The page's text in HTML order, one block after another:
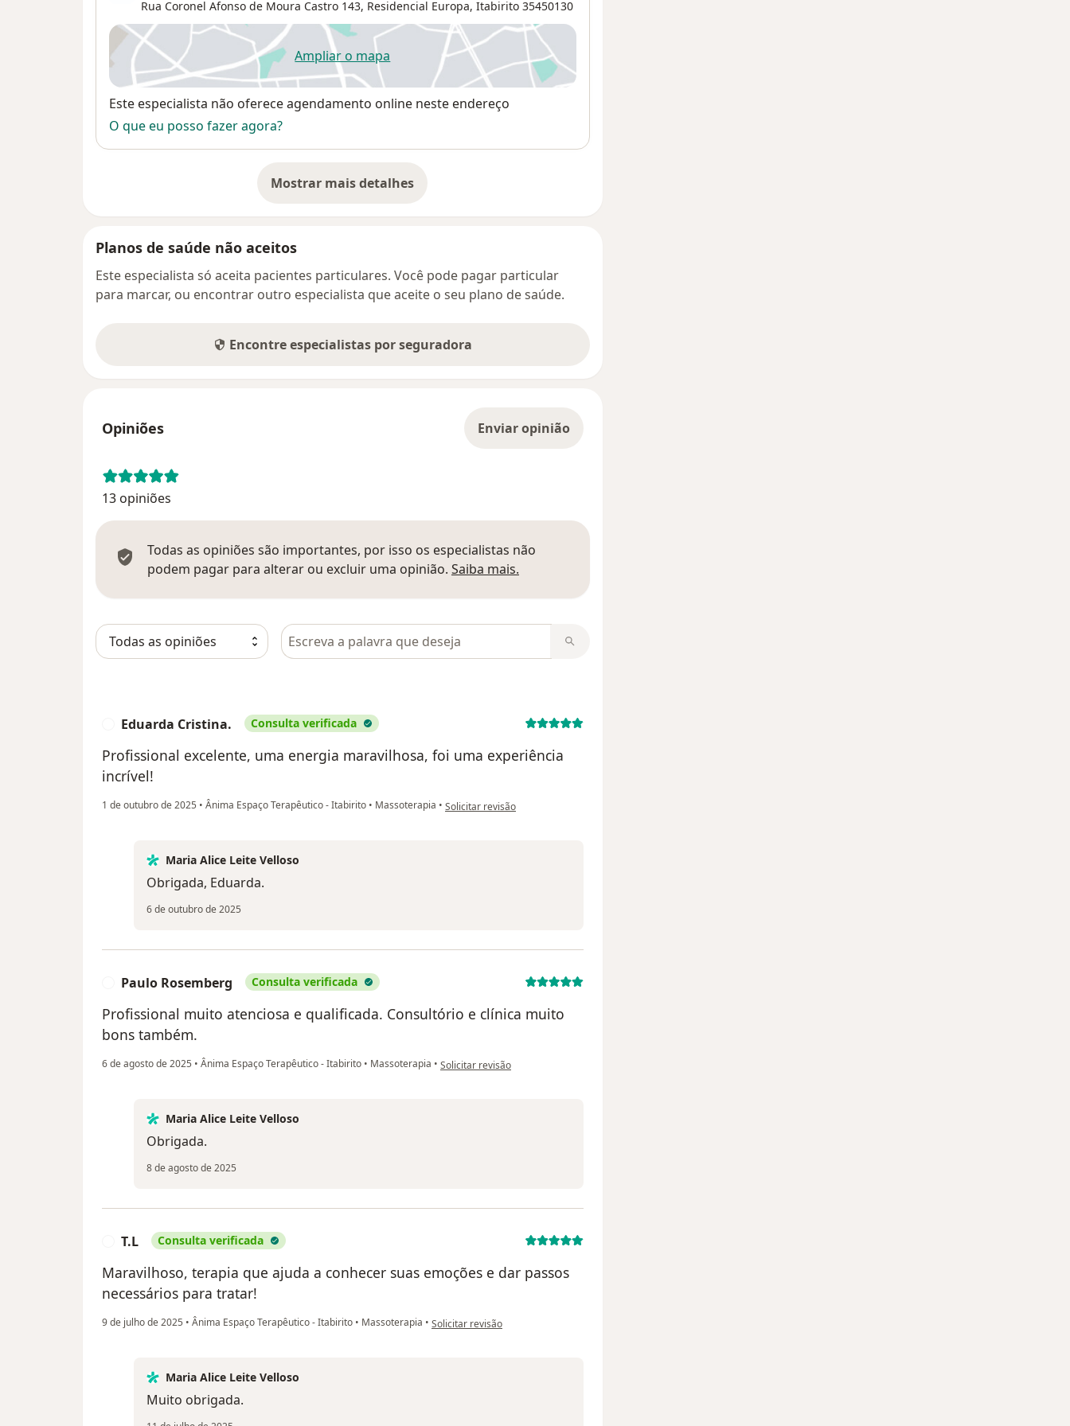
Rua Coronel Afonso de Moura Castro 143, Residencial Europa, Itabirito 35450130
Ampliar o mapaabre num novo separador
Disponibilidade
Este especialista não oferece agendamento online neste endereço
O que eu posso fazer agora?
Mostrar mais detalhes
sobre o endereço
Planos de saúde não aceitos
Este especialista só aceita pacientes particulares. Você pode pagar particular
para marcar, ou encontrar outro especialista que aceite o seu plano de saúde.
Encontre especialistas por seguradora
Opiniões Enviar opinião
13 opiniões
Todas as opiniões são importantes, por isso os especialistas não
podem pagar para alterar ou excluir uma opinião. Saiba mais.
Pesquisar em opiniões
Eduarda Cristina. Consulta verificada
Profissional excelente, uma energia maravilhosa, foi uma experiência
incrível!
1 de outubro de 2025 • Ânima Espaço Terapêutico - Itabirito • Massoterapia • na opinião do utilizador Eduarda Cristina.
Solicitar revisão
Maria Alice Leite Velloso
Obrigada, Eduarda.
6 de outubro de 2025
Paulo Rosemberg Consulta verificada
Profissional muito atenciosa e qualificada. Consultório e clínica muito
bons também.
6 de agosto de 2025 • Ânima Espaço Terapêutico - Itabirito • Massoterapia • na opinião do utilizador Paulo Rosemberg
Solicitar revisão
Maria Alice Leite Velloso
Obrigada.
8 de agosto de 2025
T.L Consulta verificada
Maravilhoso, terapia que ajuda a conhecer suas emoções e dar passos
necessários para tratar!
9 de julho de 2025 • Ânima Espaço Terapêutico - Itabirito • Massoterapia • na opinião do utilizador T.L
Solicitar revisão
Maria Alice Leite Velloso
Muito obrigada.